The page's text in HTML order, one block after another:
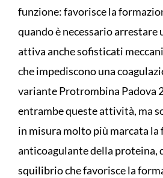
funzione: favorisce la
quando è necessario arrestare
attiva anche sofisticati
che impediscono una
variante Protrombina Padova
entrambe queste attività, ma
in misura molto più marcata la
anticoagulante della proteina,
squilibrio che favorisce la